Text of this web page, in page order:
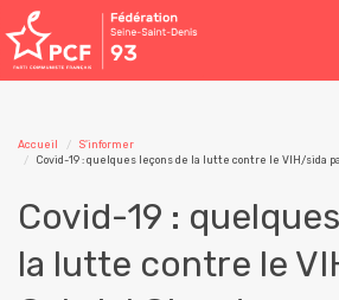
Accueil
S'informer
Covid-19 : quelques leçons de la lutte contre le VIH/sida
Covid-19 :
la lutte contre le